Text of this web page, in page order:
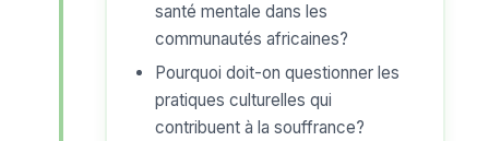
santé mentale dans les
communautés africaines?
Pourquoi doit-on questionner les
pratiques culturelles qui
contribuent à la souffrance?